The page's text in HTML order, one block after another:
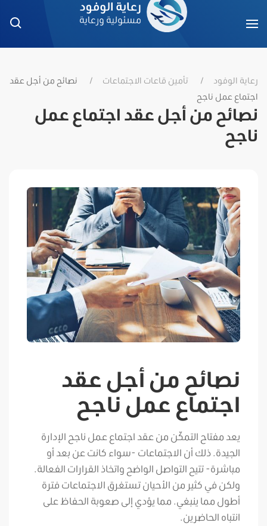
رعاية الوفود تأمين قاعات الاجتماعات
نصائح من أجل عقد
اجتماع عمل ناجح
نصائح من أجل عقد اجتماع عمل
ناجح
نصائح من أجل عقد
اجتماع عمل ناجح
يعد مفتاح التمكّن من عقد اجتماع عمل ناجح الإدارة
الجيدة. ذلك أن الاجتماعات -سواء كانت عن بعد أو
مباشرة- تتيح التواصل الواضح واتخاذ القرارات الفعالة.
ولكن في كثير من الأحيان تستغرق الاجتماعات فترة
أطول مما ينبغي. مما يؤدي إلى صعوبة الحفاظ على
انتباه الحاضرين.